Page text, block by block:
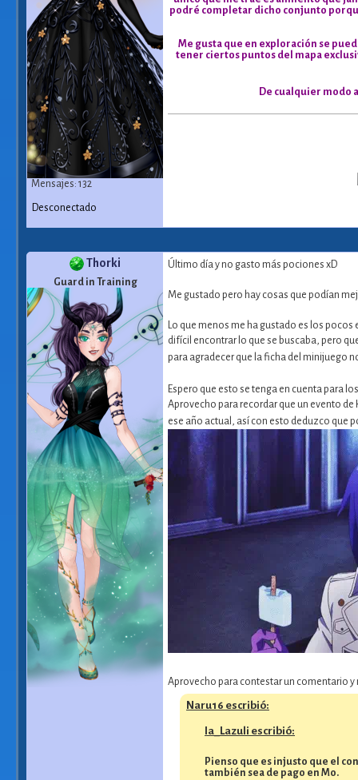
Mensajes: 132
podré completar dicho conjunto
Me gusta que en exploración se
tener ciertos puntos del mapa
De cualquier modo
Desconectado
Thorki
Guard in Training
Último día y no gasto más pociones xD
Me gustado pero hay cosas que podían
Lo que menos me ha gustado es los
difícil encontrar lo que se buscaba, pero
para agradecer que la ficha del minijuego
Espero que esto se tenga en cuenta para
Aprovecho para recordar que un evento
ese año actual, así con esto deduzco que
Aprovecho para contestar un comentario
Naru16 escribió:
Ia_Lazuli escribió:
Pienso que es injusto que el
también sea de pago en Mo.